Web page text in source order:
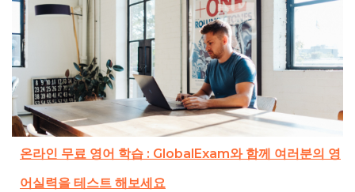
온라인 무료 영어 학습 : GlobalExam와 함께 여러분의 영
어실력을 테스트 해보세요